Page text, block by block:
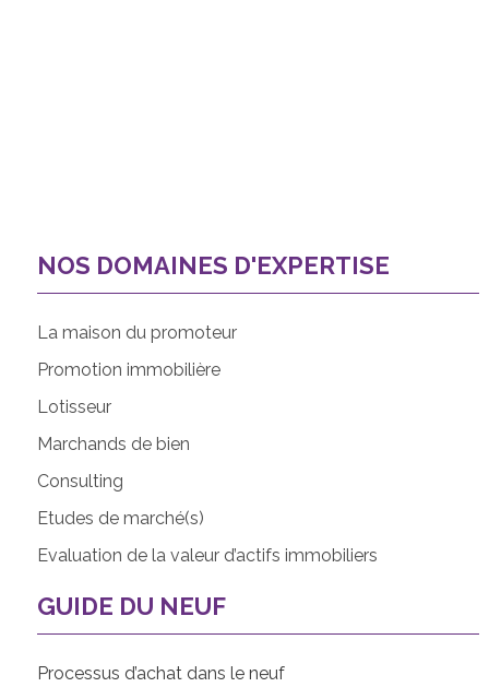
NOS DOMAINES D'EXPERTISE
La maison du promoteur
Promotion immobilière
Lotisseur
Marchands de bien
Consulting
Etudes de marché(s)
Evaluation de la valeur d’actifs immobiliers
GUIDE DU NEUF
Processus d’achat dans le neuf